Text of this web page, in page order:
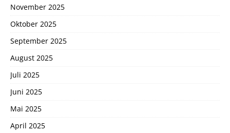
November 2025
Oktober 2025
September 2025
August 2025
Juli 2025
Juni 2025
Mai 2025
April 2025